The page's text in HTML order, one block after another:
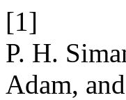
[1]
P. H.
Adam,